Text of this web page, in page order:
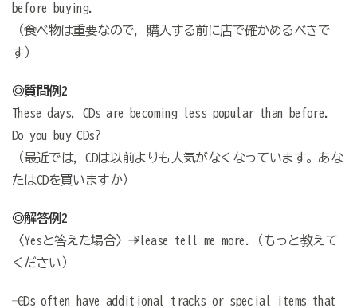
before buying.
（─食べ物は重要なので，購入する前に店で確かめるべきで
す）
◎質問例2
These days, CDs are becoming less popular than before.
Do you buy CDs?
（最近では，CDは以前よりも人気がなくなっています。あな
たはCDを買いますか）
◎解答例2
〈Yesと答えた場合〉→ Please tell me more.（もっと教えて
ください）
─ CDs often have additional tracks or special items that